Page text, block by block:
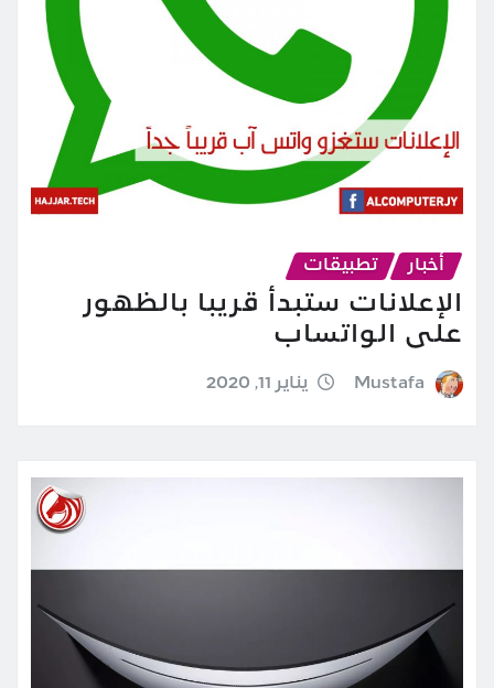
أخبار تطبيقات
الإعلانات ستبدأ قريبا بالظهور
على الواتساب
Mustafa يناير 11, 2020